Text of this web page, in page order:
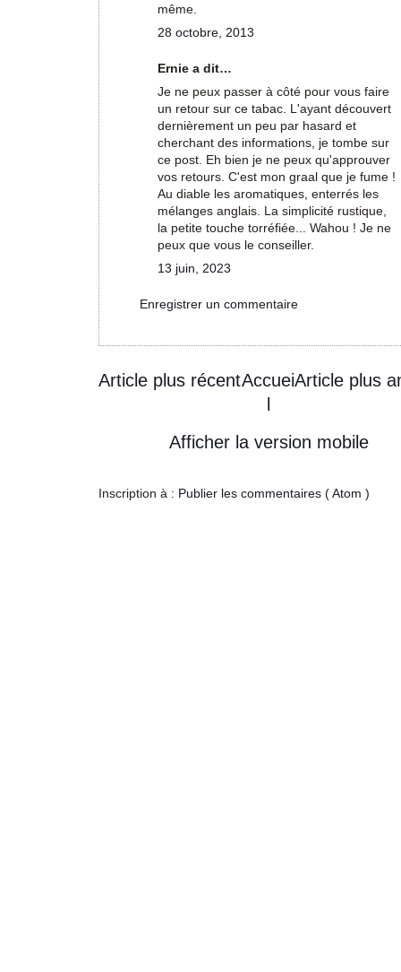
même.
28 octobre, 2013
Ernie a dit…
Je ne peux passer à côté pour vous faire
un retour sur ce tabac. L'ayant découvert
dernièrement un peu par hasard et
cherchant des informations, je tombe sur
ce post. Eh bien je ne peux qu'approuver
vos retours. C'est mon graal que je fume !
Au diable les aromatiques, enterrés les
mélanges anglais. La simplicité rustique,
la petite touche torréfiée... Wahou ! Je ne
peux que vous le conseiller.
13 juin, 2023
Enregistrer un commentaire
Article plus récent Article plus
Accuei
Afficher la version mobile
Inscription à : Publier les commentaires ( Atom )